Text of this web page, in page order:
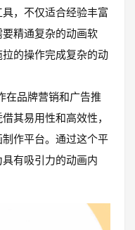
，不仅适合经验丰富
精通复杂的动画软
的操作完成复杂的动
在品牌营销和广告推
其易用性和高效性，
作平台。通过这个平
有吸引力的动画内